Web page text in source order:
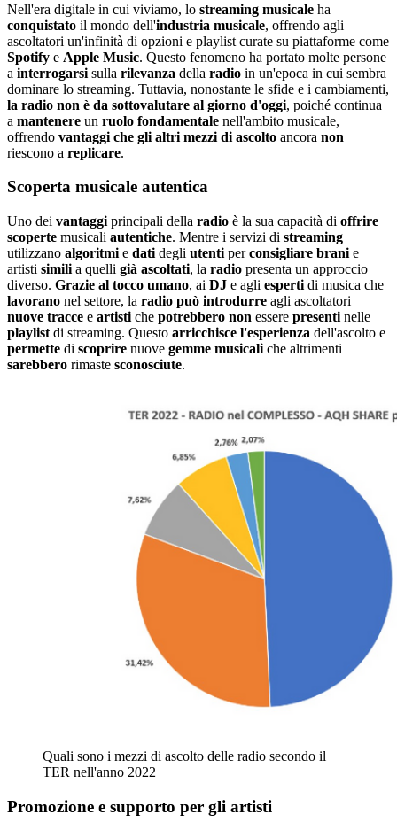
Nell'era digitale in cui viviamo, lo streaming musicale ha
conquistato il mondo dell'industria musicale, offrendo agli
ascoltatori un'infinità di opzioni e playlist curate su piattaforme come
Spotify e Apple Music. Questo fenomeno ha portato molte persone
a interrogarsi sulla rilevanza della radio in un'epoca in cui sembra
dominare lo streaming. Tuttavia, nonostante le sfide e i cambiamenti,
la radio non è da sottovalutare al giorno d'oggi, poiché continua
a mantenere un ruolo fondamentale nell'ambito musicale,
offrendo vantaggi che gli altri mezzi di ascolto ancora non
riescono a replicare.
Scoperta musicale autentica
Uno dei vantaggi principali della radio è la sua capacità di offrire
scoperte musicali autentiche. Mentre i servizi di streaming
utilizzano algoritmi e dati degli utenti perconsigliare brani e
artisti simili a quelli già ascoltati, la radio presenta un approccio
diverso. Grazie al tocco umano, ai DJ e agli esperti di musica che
lavorano nel settore, la radio può introdurre agli ascoltatori
nuove tracce e artisti che potrebbero non essere presenti nelle
playlist di streaming. Questo arricchisce l'esperienza dell'ascolto e
permette di scoprire nuove gemme musicali che altrimenti
sarebbero rimaste sconosciute.
Quali sono i mezzi di ascolto delle radio secondo il
TER nell'anno 2022
Promozione e supporto per gli artisti